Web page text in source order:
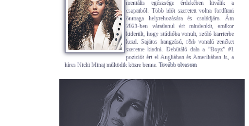
mentális egészsége érdekében kiválik a
csapatból. Több időt szeretett volna fordítani
önmaga helyrehozására és családjára. Ám
2021-ben váratlanul ért mindenkit, amikor
kiderült, hogy stúdióba vonult, szóló karrierbe
kezd. Sajátos hangzású, r&b vonalú zenéket
szeretne kiadni. Debütáló dala a “Boyz” #1
pozíciót ért el Angliában és Amerikában is, a
híres Nicki Minaj működik közre benne. Tovább olvasom